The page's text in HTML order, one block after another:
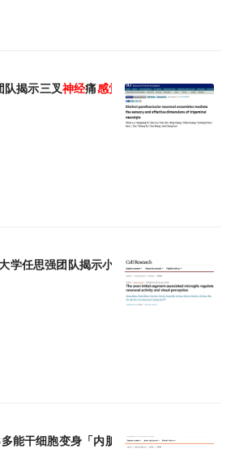
队揭示三叉神经痛感觉 与负性情绪分离调控
学任思强团队揭示小胶质细胞在感觉
能干细胞变身「内脏 感觉神经节类器官」，